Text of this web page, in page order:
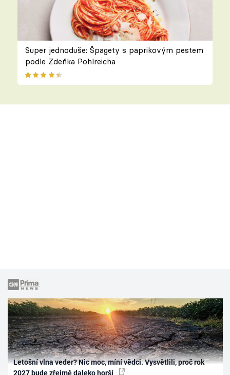
Super jednoduše: Špagety s paprikovým pestem
podle Zdeňka Pohlreicha
Letošní vlna veder? Nic moc, míní vědci. Vysvětlili, proč rok
2027 bude zřejmě daleko horší